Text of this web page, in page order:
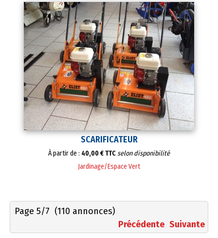
SCARIFICATEUR
À partir de : 40,00 € TTCselon disponibilité
Jardinage/Espace Vert
Page 5/7 (110 annonces)
Précédente Suivante